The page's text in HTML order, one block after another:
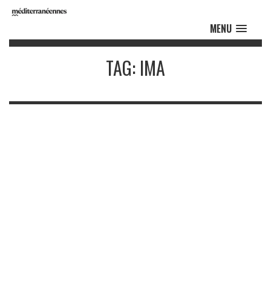
MENU
TAG: IMA